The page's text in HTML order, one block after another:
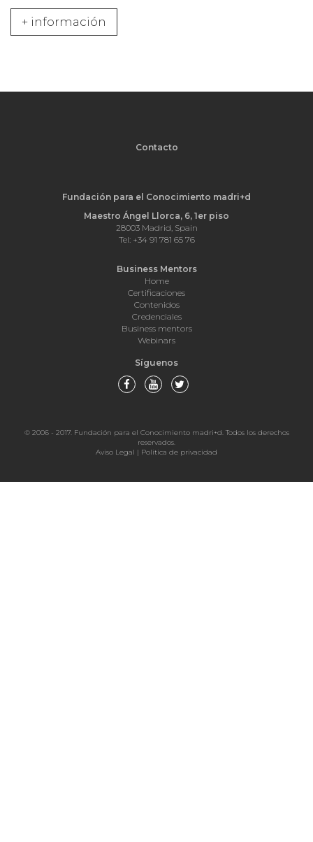
+ información
Contacto
Fundación para el Conocimiento madri+d
Maestro Ángel Llorca, 6, 1er piso
28003 Madrid, Spain
Tel: +34 91 781 65 76
Business Mentors
Home
Certificaciones
Contenidos
Credenciales
Business mentors
Webinars
Síguenos
© 2006 - 2017. Fundación para el Conocimiento madri+d. Todos los derechos
reservados.
Aviso Legal | Politica de privacidad